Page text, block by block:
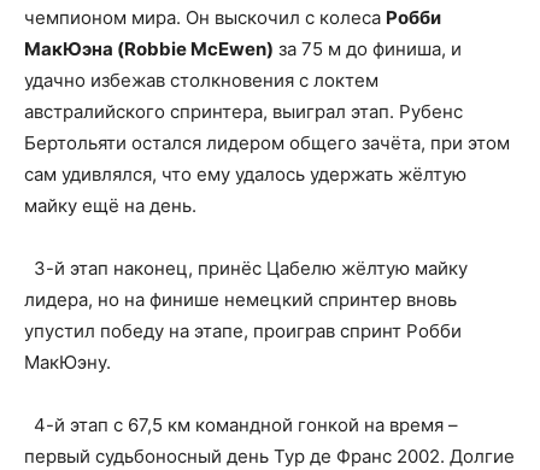
чемпионом мира. Он выскочил с колеса Робби
МакЮэна (Robbie McEwen) за 75 м до финиша, и
удачно избежав столкновения с локтем
австралийского спринтера, выиграл этап. Рубенс
Бертольяти остался лидером общего зачёта, при этом
сам удивлялся, что ему удалось удержать жёлтую
майку ещё на день.
3-й этап наконец, принёс Цабелю жёлтую майку
лидера, но на финише немецкий спринтер вновь
упустил победу на этапе, проиграв спринт Робби
МакЮэну.
4-й этап с 67,5 км командной гонкой на время –
первый судьбоносный день Тур де Франс 2002. Долгие